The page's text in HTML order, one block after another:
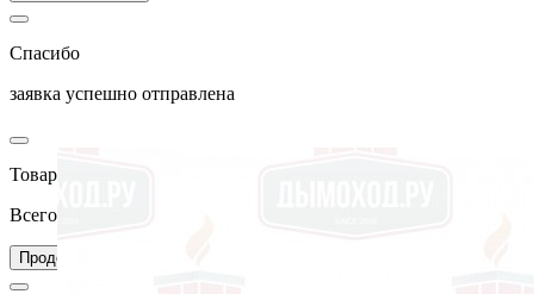
Спасибо
заявка успешно отправлена
Товар добавлен в корзину
Всего товаров в вашей корзине –
Продолжить покупки